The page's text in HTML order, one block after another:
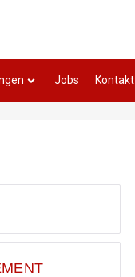
Jobs Kontakt